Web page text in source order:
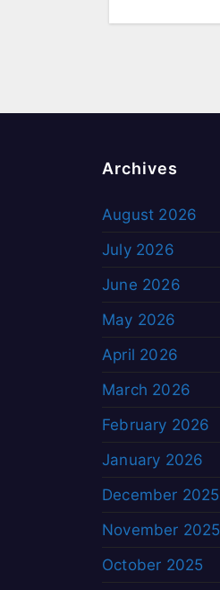
Archives
August 2026
July 2026
June 2026
May 2026
April 2026
March 2026
February 2026
January 2026
December 2025
November 2025
October 2025